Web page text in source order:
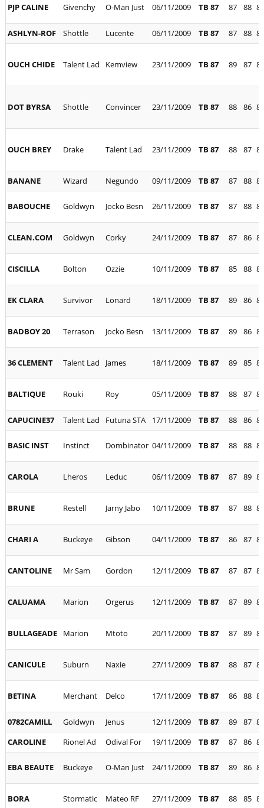
PJP CALINE Givenchy O-Man Just 06/11/2009 TB 87 87 88 86
ASHLYN-ROF Shottle Lucente 06/11/2009 TB 87 87 88 86
OUCH CHIDE Talent Lad Kemview 23/11/2009 TB 87 89 87 85
DOT BYRSA Shottle Convincer 23/11/2009 TB 87 88 86 87
OUCH BREY Drake Talent Lad 23/11/2009 TB 87 88 87 85
BANANE Wizard Negundo 09/11/2009 TB 87 87 88 86
BABOUCHE Goldwyn Jocko Besn 26/11/2009 TB 87 87 88 85
CLEAN.COM Goldwyn Corky 24/11/2009 TB 87 87 86 84
CISCILLA Bolton Ozzie 10/11/2009 TB 87 85 88 88
EK CLARA Survivor Lonard 18/11/2009 TB 87 89 86 86
BADBOY 20 Terrason Jocko Besn 13/11/2009 TB 87 89 86 84
36 CLEMENT Talent Lad James 18/11/2009 TB 87 89 85 82
BALTIQUE Rouki Roy 05/11/2009 TB 87 88 87 88
CAPUCINE37 Talent Lad Futuna STA 17/11/2009 TB 87 88 86 87
BASIC INST Instinct Dombinator 04/11/2009 TB 87 88 88 86
CAROLA Lheros Leduc 06/11/2009 TB 87 87 89 89
BRUNE Restell Jarny Jabo 10/11/2009 TB 87 87 88 87
CHARI A Buckeye Gibson 04/11/2009 TB 87 86 87 88
CANTOLINE Mr Sam Gordon 12/11/2009 TB 87 87 87 87
CALUAMA Marion Orgerus 12/11/2009 TB 87 87 89 86
BULLAGEADE Marion Mtoto 20/11/2009 TB 87 87 89 86
CANICULE Suburn Naxie 27/11/2009 TB 87 88 87 87
BETINA Merchant Delco 17/11/2009 TB 87 86 88 88
0782CAMILL Goldwyn Jenus 12/11/2009 TB 87 89 87 84
CAROLINE
Rionel Ad Odival For 19/11/2009 TB 87 87 86 86
EBA BEAUTE Buckeye O-Man Just 24/11/2009 TB 87 89 86 84
BORA Stormatic Mateo RF 27/11/2009 TB 87 88 85 86